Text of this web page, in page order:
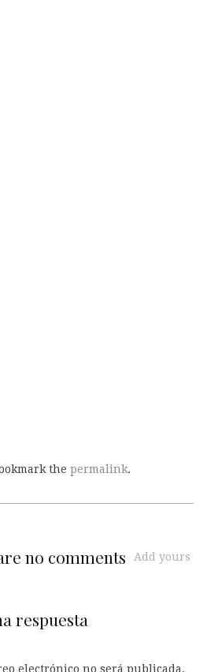
the permalink.
no comments Add yours
respuesta
electrónico no será publicada.